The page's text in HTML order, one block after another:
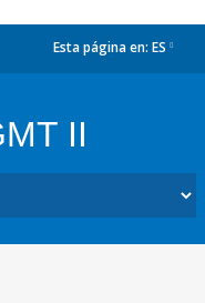
Esta página en: ES
II